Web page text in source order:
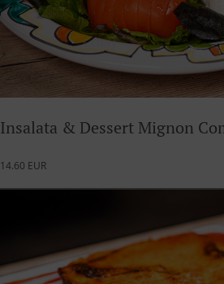
Insalata & Dessert Mignon
14.60 EUR